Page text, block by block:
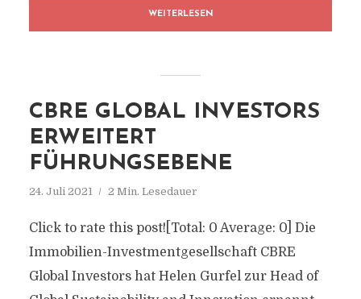
WEITERLESEN
CBRE GLOBAL INVESTORS
ERWEITERT
FÜHRUNGSEBENE
24. Juli 2021 2 Min. Lesedauer
Click to rate this post![Total: 0 Average: 0] Die
Immobilien-Investmentgesellschaft CBRE
Global Investors hat Helen Gurfel zur Head of